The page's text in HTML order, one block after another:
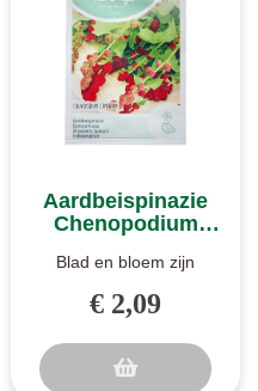
Aardbeispinazie
Chenopodium
Blad en bloem zijn
12 weken na het zaaien
€ 2,09